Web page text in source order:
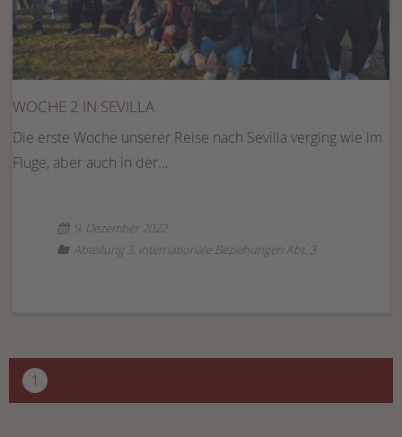
WOCHE 2 IN SEVILLA
Die erste Woche unserer Reise nach Sevilla verging wie im
Fluge, aber auch in der…
9. Dezember 2022
Abteilung 3, internationale Beziehungen Abt. 3
1